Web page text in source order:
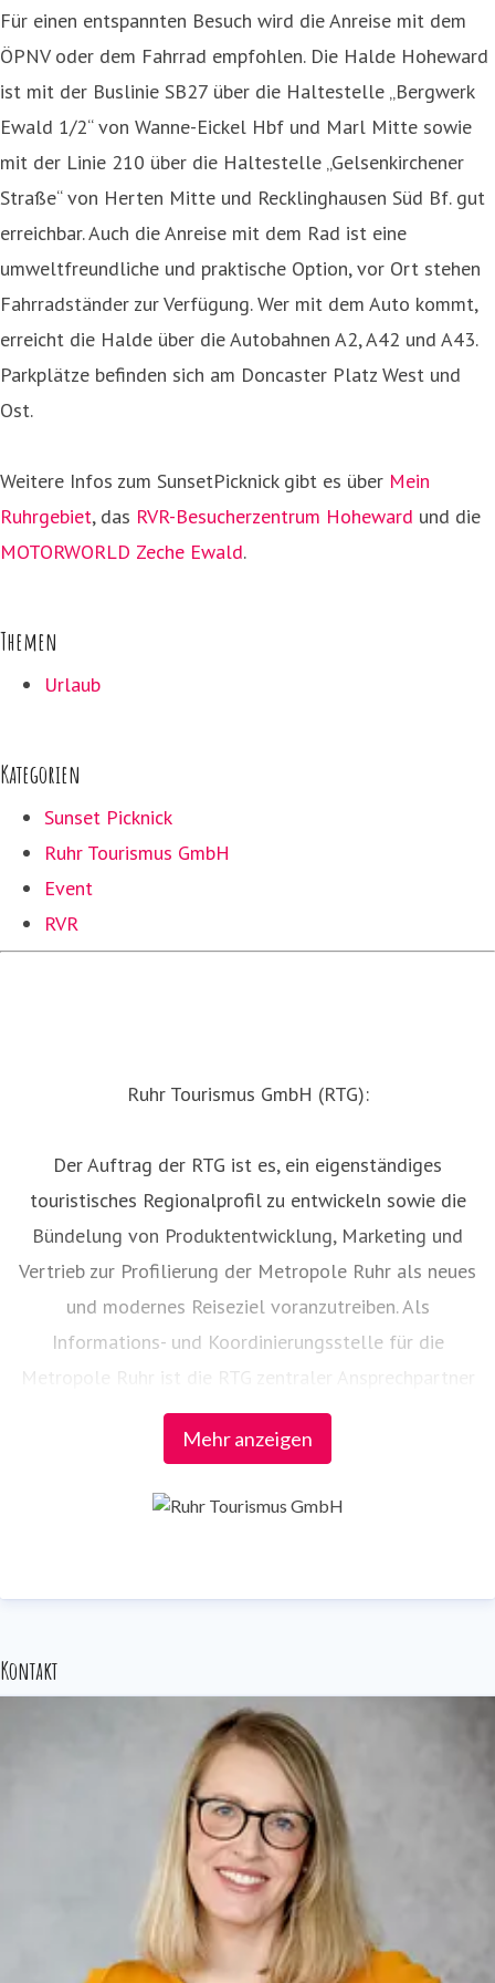
Für einen entspannten Besuch wird die Anreise mit dem
ÖPNV oder dem Fahrrad empfohlen. Die Halde Hoheward
ist mit der Buslinie SB27 über die Haltestelle „Bergwerk
Ewald 1/2“ von Wanne-Eickel Hbf und Marl Mitte sowie
mit der Linie 210 über die Haltestelle „Gelsenkirchener
Straße“ von Herten Mitte und Recklinghausen Süd Bf. gut
erreichbar. Auch die Anreise mit dem Rad ist eine
umweltfreundliche und praktische Option, vor Ort stehen
Fahrradständer zur Verfügung. Wer mit dem Auto kommt,
erreicht die Halde über die Autobahnen A2, A42 und A43.
Parkplätze befinden sich am Doncaster Platz West und
Ost.
Weitere Infos zum SunsetPicknick gibt es über Mein
Ruhrgebiet, das RVR-Besucherzentrum Hoheward und die
MOTORWORLD Zeche Ewald.
Themen
Urlaub
Kategorien
Sunset Picknick
Ruhr Tourismus GmbH
Event
RVR
Ruhr Tourismus GmbH (RTG):
Der Auftrag der RTG ist es, ein eigenständiges
touristisches Regionalprofil zu entwickeln sowie die
Bündelung von Produktentwicklung, Marketing und
Vertrieb zur Profilierung der Metropole Ruhr als neues
und modernes Reiseziel voranzutreiben. Als
Informations- und Koordinierungsstelle für die
Metropole Ruhr ist die RTG zentraler Ansprechpartner
– auch bei der Vernetzung der touristischen Partner in
der Region.
Die Federführung folgender Projekte und
RuhrtalRadweg
Römer-Lippe-Route
Route Industriekultur
RuhrKunstMuseen
RuhrBühnen
ExtraSchicht
Tag der Trinkhallen
Mehr anzeigen
Kontakt